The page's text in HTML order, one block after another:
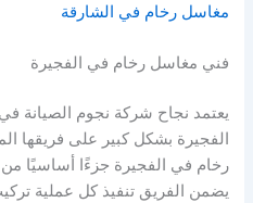
مغاسل رخام في الشارقة
فني مغاسل رخام في الفجيرة
يعتمد نجاح شركة نجوم الصيانة
الفجيرة بشكل كبير على
رخام في الفجيرة جزءًا أساسيًا
يضمن الفريق تنفيذ كل عملية